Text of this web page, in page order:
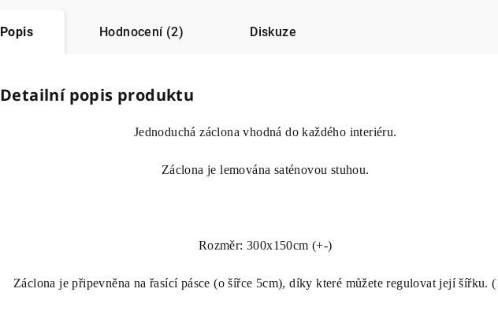
Popis Hodnocení (2) Diskuze
Detailní popis produktu
Jednoduchá záclona vhodná do každého interiéru.
Záclona je lemována saténovou stuhou.
Rozměr: 300x150cm (+-)
Záclona je připevněna na řasící pásce (o šířce 5cm), díky které můžete regulovat její šířku.